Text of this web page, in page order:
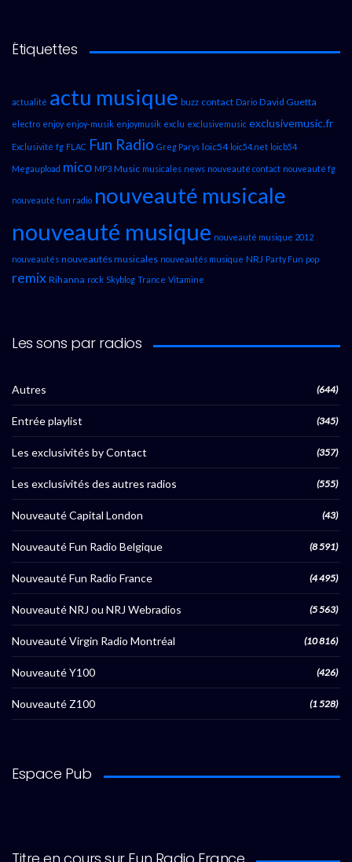
Étiquettes
actualité actu musique buzz contact Dario David Guetta
electro enjoy enjoy-musik enjoymusik exclu exclusivemusic exclusivemusic.fr
Exclusivité fg FLAC Fun Radio Greg Parys loic54 loic54.net loicb54
Megaupload mico MP3 Music musicales news nouveauté contact nouveauté fg
nouveauté fun radio nouveauté musicale
nouveauté musique nouveauté musique 2012
nouveautés nouveautés musicales nouveautés musique NRJ Party Fun pop
remix Rihanna rock Skyblog Trance Vitamine
Les sons par radios
Autres (644)
Entrée playlist (345)
Les exclusivités by Contact (357)
Les exclusivités des autres radios (555)
Nouveauté Capital London (43)
Nouveauté Fun Radio Belgique (8 591)
Nouveauté Fun Radio France (4 495)
Nouveauté NRJ ou NRJ Webradios (5 563)
Nouveauté Virgin Radio Montréal (10 816)
Nouveauté Y100 (426)
Nouveauté Z100 (1 528)
Espace Pub